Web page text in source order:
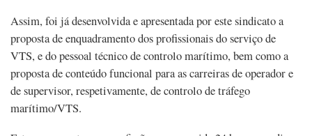
Assim, foi já desenvolvida e apresentada por este sindicato a
proposta de enquadramento dos profissionais do serviço de
VTS, e do pessoal técnico de controlo marítimo, bem como a
proposta de conteúdo funcional para as carreiras de operador e
de supervisor, respetivamente, de controlo de tráfego
marítimo/VTS.